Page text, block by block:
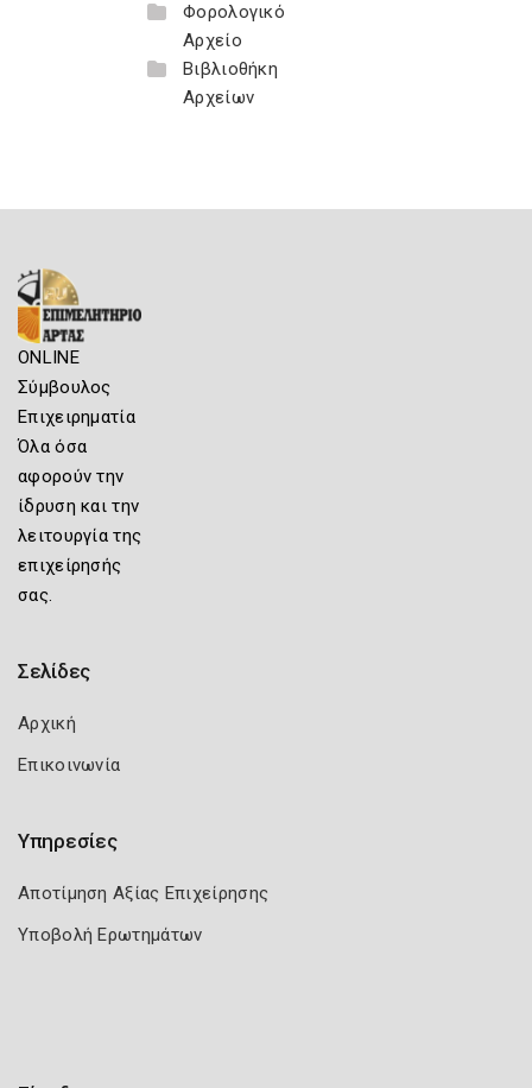
Φορολογικό
Αρχείο
Βιβλιοθήκη
Αρχείων
ONLINE
Σύμβουλος
Επιχειρηματία
Όλα όσα
αφορούν την
ίδρυση και την
λειτουργία της
επιχείρησής
σας.
Σελίδες
Αρχική
Επικοινωνία
Υπηρεσίες
Αποτίμηση Αξίας Επιχείρησης
Υποβολή Ερωτημάτων